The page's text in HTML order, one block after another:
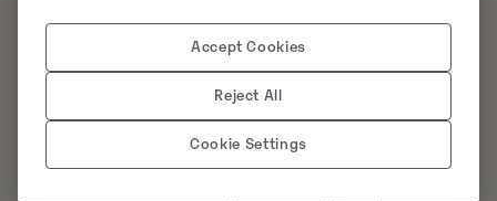
Swecons e-handel erbjuder över 300 000 original
Accept Cookies
Reject All
Cookie Settings